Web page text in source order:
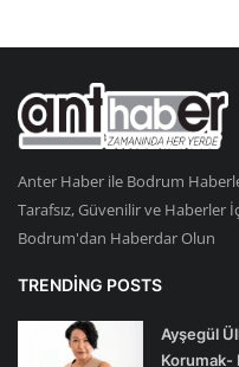
Anter Haber ile Bodrum
Tarafsız, Güvenilir ve Haberler
Bodrum'dan Haberdar Olun
TRENDING POSTS
Ayşegül
Korumak-